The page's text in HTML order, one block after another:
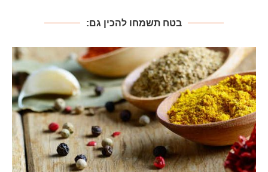
בטח תשמחו להכין גם: